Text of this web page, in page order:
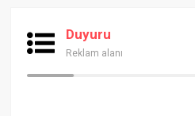
Duyuru
Reklam alanı